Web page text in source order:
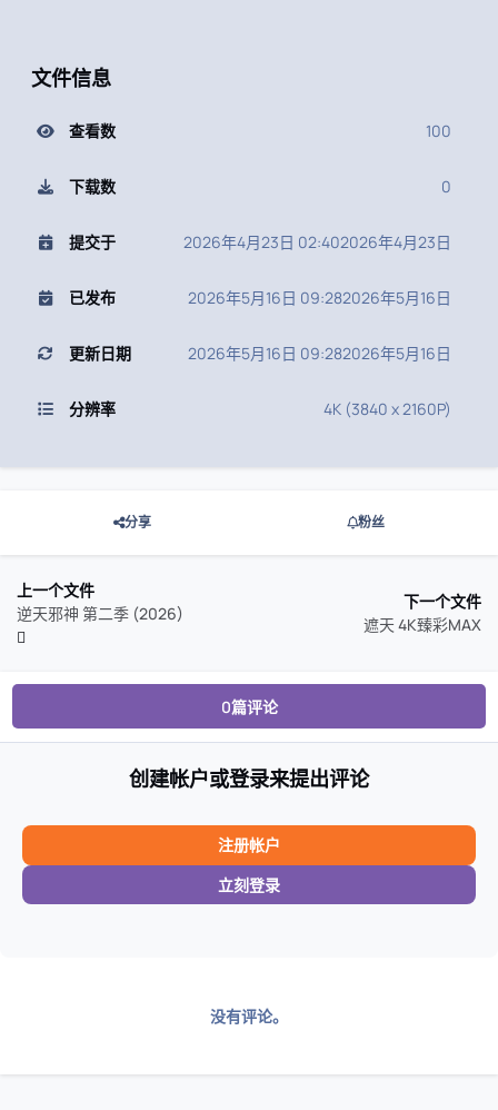
文件信息
查看数 100
下载数 0
提交于 2026年4月23日 02:402026年4月23日
已发布 2026年5月16日 09:282026年5月16日
更新日期 2026年5月16日 09:282026年5月16日
分辨率 4K (3840 x 2160P)
分享 粉丝
上一个文件
逆天邪神 第二季 (2026)
下一个文件
遮天 4K臻彩MAX
0篇评论
创建帐户或登录来提出评论
注册帐户
立刻登录
没有评论。